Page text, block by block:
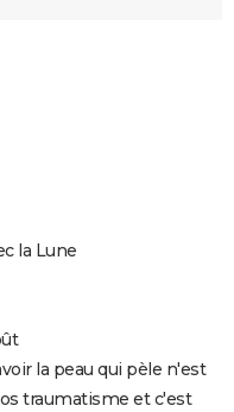
la Lune
la peau qui pèle n'est
traumatisme et c'est